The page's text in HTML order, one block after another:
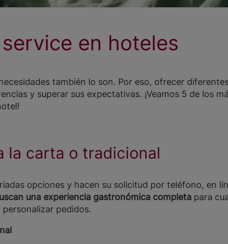
en hoteles
también lo son. Por eso, ofrecer
y superar sus expectativas. ¡Veamos 5 de los
la carta o tradicional
opciones y hacen su solicitud por teléfono, en
una experiencia gastronómica completa para
pedidos.